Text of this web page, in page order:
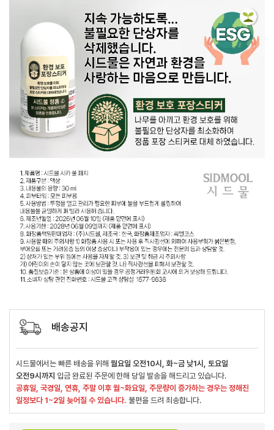
배송공지
시드물에서는 빠른 배송을 위해 월요일 오전10시, 화~금 낮1시, 토요일
오전9시까지 입금 완료된 주문에 한해 당일 발송을 해드리고 있습니다.
공휴일, 국경일, 연휴, 주말 이후 월~화요일, 주문량이 증가하는 경우는 정해진
일정보다 1~2일 늦어질 수 있습니다. 불편을 드려 죄송합니다.